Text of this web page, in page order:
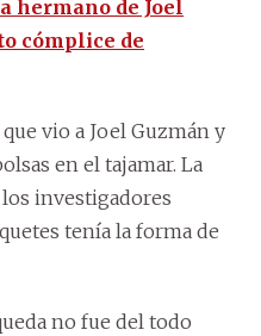
hermano de Joel
cómplice de
vio a Joel Guzmán y
en el tajamar. La
investigadores
tenía la forma de
no fue del todo